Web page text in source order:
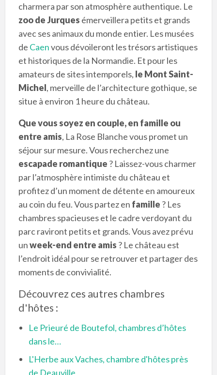
charmera par son atmosphère authentique. Le
zoo de Jurques émerveillera petits et grands
avec ses animaux du monde entier. Les musées
de Caenvous dévoileront les trésors artistiques
et historiques de la Normandie. Et pour les
amateurs de sites intemporels, le Mont Saint-
Michel, merveille de l’architecture gothique, se
situe à environ 1 heure du château.
Que vous soyez en couple, en famille ou
entre amis, La Rose Blanche vous promet un
séjour sur mesure. Vous recherchez une
escapade romantique ? Laissez-vous charmer
par l’atmosphère intimiste du château et
profitez d’un moment de détente en amoureux
au coin du feu. Vous partez en famille ? Les
chambres spacieuses et le cadre verdoyant du
parc raviront petits et grands. Vous avez prévu
unweek-end entre amis ? Le château est
l’endroit idéal pour se retrouver et partager des
moments de convivialité.
Découvrez ces autres chambres
d'hôtes :
Le Prieuré de Boutefol, chambres d’hôtes
dans le…
L'Herbe aux Vaches, chambre d'hôtes près
de Deauville